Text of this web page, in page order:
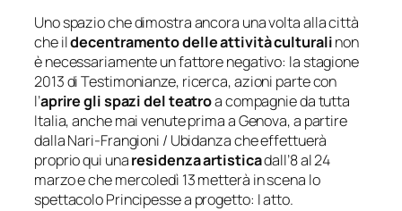
Uno spazio che dimostra ancora una volta alla città
che ildecentramento delle attività culturalinon
è necessariamente un fattore negativo: la stagione
2013 diTestimonianze, ricerca, azioni parte con
l’aprire gli spazi del teatroa compagnie da tutta
Italia, anche mai venute prima a Genova, a partire
dalla Nari-Frangioni / Ubidanza che effettuerà
proprio qui unaresidenza artisticadall’8 al 24
marzo e che mercoledì 13 metterà in scena lo
spettacoloPrincipesse a progetto: I atto.